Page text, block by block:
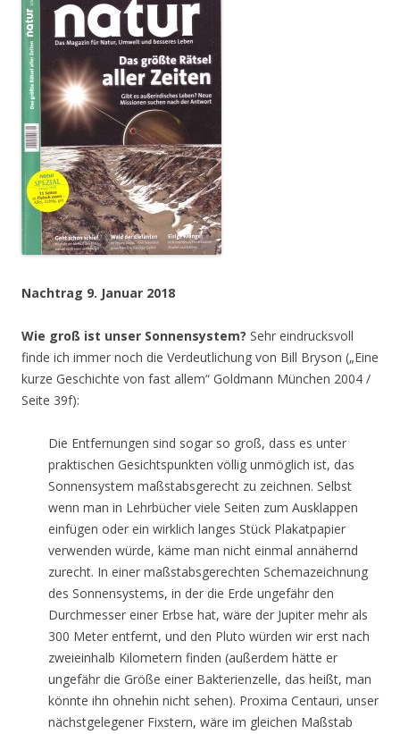
Nachtrag 9. Januar 2018
Wie groß ist unser Sonnensystem? Sehr eindrucksvoll
finde ich immer noch die Verdeutlichung von Bill Bryson („Eine
kurze Geschichte von fast allem“ Goldmann München 2004 /
Seite 39f):
Die Entfernungen sind sogar so groß, dass es unter
praktischen Gesichtspunkten völlig unmöglich ist, das
Sonnensystem maßstabsgerecht zu zeichnen. Selbst
wenn man in Lehrbücher viele Seiten zum Ausklappen
einfügen oder ein wirklich langes Stück Plakatpapier
verwenden würde, käme man nicht einmal annähernd
zurecht. In einer maßstabsgerechten Schemazeichnung
des Sonnensystems, in der die Erde ungefähr den
Durchmesser einer Erbse hat, wäre der Jupiter mehr als
300 Meter entfernt, und den Pluto würden wir erst nach
zweieinhalb Kilometern finden (außerdem hätte er
ungefähr die Größe einer Bakterienzelle, das heißt, man
könnte ihn ohnehin nicht sehen). Proxima Centauri, unser
nächstgelegener Fixstern, wäre im gleichen Maßstab